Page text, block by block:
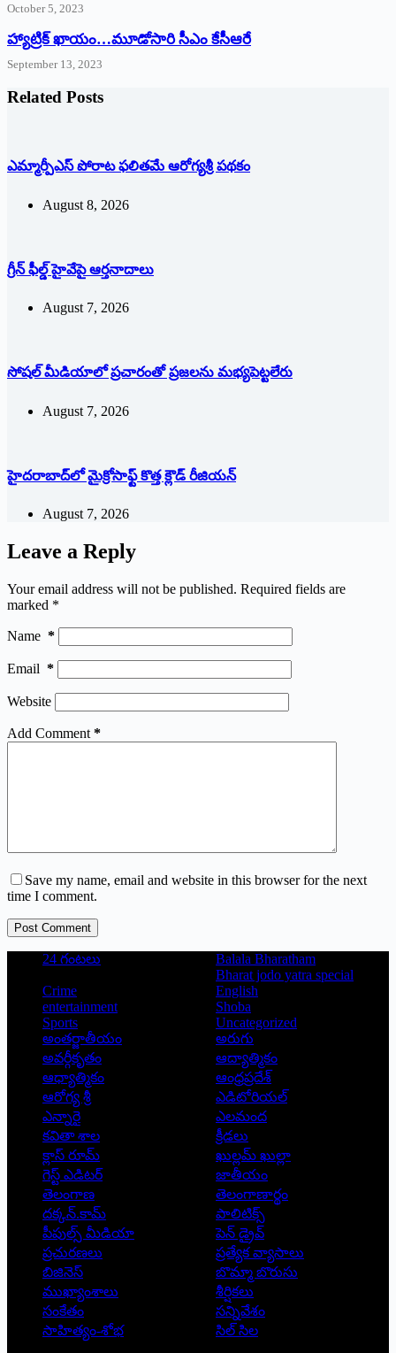
October 5, 2023
హ్యాట్రిక్‌ ‌ఖాయం…మూడోసారి సీఎం కేసీఆరే
September 13, 2023
Related Posts
ఎమ్మార్పీఎస్ పోరాట ఫలితమే ఆరోగ్యశ్రీ పథకం
August 8, 2026
గ్రీన్ ఫీల్డ్ హైవేపై ఆర్తనాదాలు
August 7, 2026
సోషల్‌ ‌మీడియాలో ప్రచారంతో ప్రజలను మభ్యపెట్టలేరు
August 7, 2026
హైదరాబాద్‌లో మైక్రోసాఫ్ట్ ‌కొత్త క్లౌడ్‌ ‌రీజియన్‌
August 7, 2026
Leave a Reply
Your email address will not be published. Required fields are
marked *
Name *
Email *
Website
Add Comment *
Save my name, email and website in this browser for the next
time I comment.
Post Comment
24 గంటలు
Balala Bharatham
Bharat jodo yatra special
Crime
English
entertainment
Shoba
Sports
Uncategorized
అంతర్జాతీయం
అరుగు
అవర్గీకృతం
ఆద్యాత్మికం
ఆధ్యాత్మికం
ఆంధ్రప్రదేశ్
ఆరోగ్య శ్రీ
ఎడిటోరియల్
ఎన్నారై
ఎలమంద
కవితా శాల
క్రీడలు
క్లాస్ రూమ్
ఖుల్లమ్ ఖుల్లా
గెస్ట్ ఎడిటర్
జాతీయం
తెలంగాణ
తెలంగాణార్థం
దక్కన్.కామ్
పాలిటిక్స్
పీపుల్స్ ‌మీడియా
పెన్ డ్రైవ్
ప్రచురణలు
ప్రత్యేక వ్యాసాలు
బిజినెస్
బొమ్మా బొరుసు
ముఖ్యాంశాలు
శీర్షికలు
సంకేతం
సన్నివేశం
సాహిత్యం-శోభ
సిల్ సిల